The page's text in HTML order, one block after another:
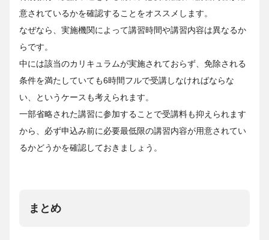
意されているかを確認することをオススメします。
なぜなら、実施機関によって講習時間や講習内容は異なるか
らです。
中には該当のカリキュラムが実施されておらず、免除される
条件を満たしていても6時間フルで受講しなければならな
い、というケースも考えられます。
一部省略された講習に参加することで受講料も抑えられます
から、必ず申込み前に必要最低限の講習内容が用意されてい
るかどうかを確認しておきましょう。
まとめ